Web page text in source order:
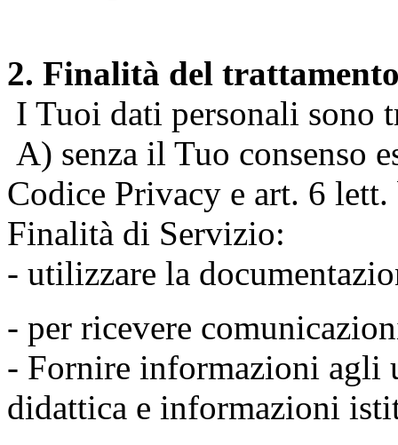
2. Finalità del
I Tuoi dati personali sono
A) senza il Tuo consenso
Codice Privacy e art. 6
Finalità di Servizio:
- utilizzare la
- per ricevere
- Fornire informazioni agli
didattica e informazioni